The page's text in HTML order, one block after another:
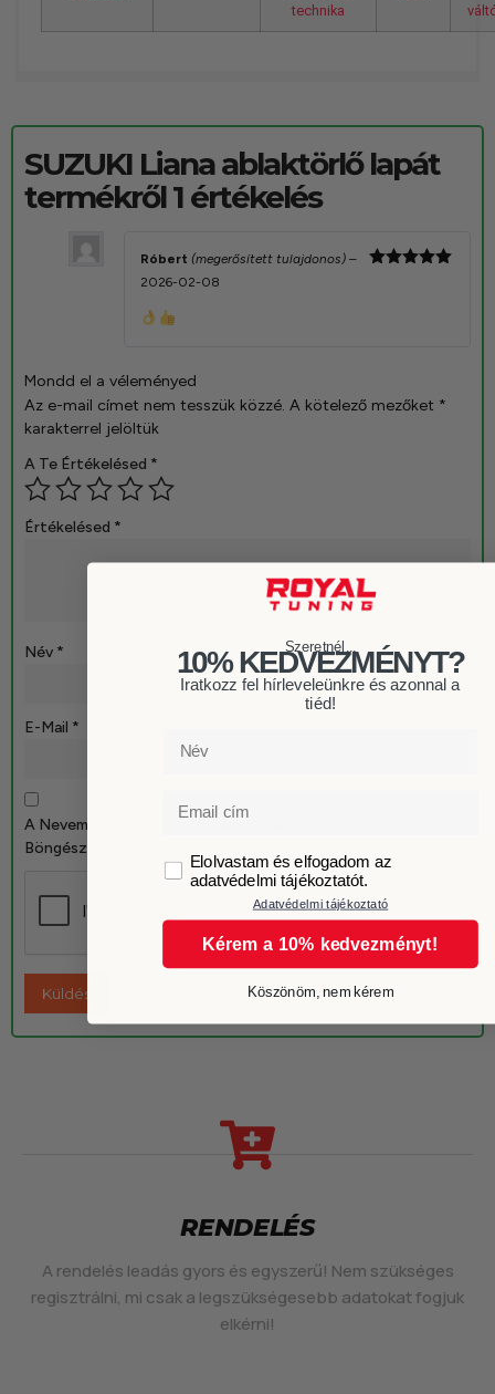
technika
SUZUKI Liana ablaktörlő lapát
termékről 1 értékelés
Róbert (megerősített tulajdonos) –
2026-02-08
Mondd el a véleményed
Az e-mail címet nem tesszük közzé. A kötelező mezőket *
karakterrel jelöltük
A Te Értékelésed *
Értékelésed *
Név *
E-Mail *
A Nevem, E-Mail Címem, És Weboldalcímem Mentése A
Böngészőben A Következő Hozzászólásomhoz.
RENDELÉS
A rendelés leadás gyors és egyszerű! Nem szükséges
regisztrálni, mi csak a legszükségesebb adatokat fogjuk
elkérni!
Szeretnél...
10% KEDVEZMÉNYT?
Iratkozz fel hírleveleünkre és azonnal a
tiéd!
Név
Email
GDPRElolvastam és elfogadom az
adatvédelmi tájékoztatót.
Adatvédelmi tájékoztató
Kérem a 10% kedvezményt!
Köszönöm, nem kérem